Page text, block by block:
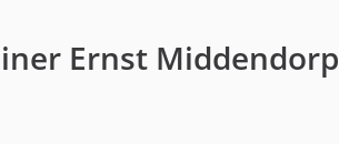
Ernst Middendorp